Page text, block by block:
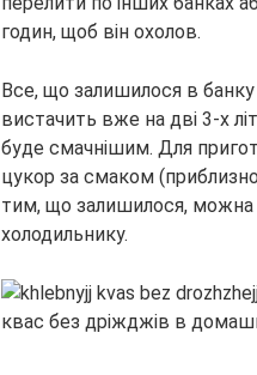
годин, щоб він охолов.
Все, що залишилося в банку
вистачить вже на дві 3-х
буде смачнішим. Для
цукор за смаком
тим, що залишилося, можна
холодильнику.